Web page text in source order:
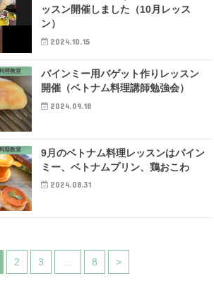
ッスン開催しました（10月レッス
ン）
2024.10.15
理教室
バインミー用バゲット作りレッスン
開催（ベトナム料理講師勉強会）
2024.09.18
理教室
9月のベトナム料理レッスンはバイン
ミー、ベトナムプリン、鶏おこわ
2024.08.31
2 3 8 >